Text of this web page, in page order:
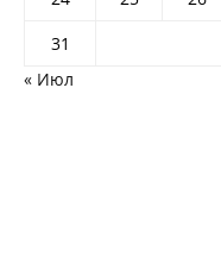
31
« Июл